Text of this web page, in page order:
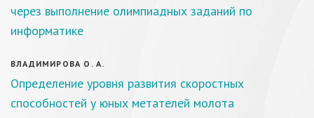
через выполнение олимпиадных заданий по
информатике
ВЛАДИМИРОВА О. А.
Определение уровня развития скоростных
способностей у юных метателей молота